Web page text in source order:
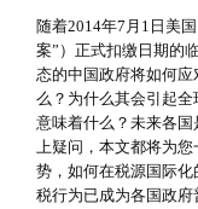
随着2014年7月1日美
案”）正式扣缴日期的
态的中国政府将如何
么？为什么其会引起全
意味着什么？未来各国
上疑问，本文都将为
势，如何在税源国际
税行为已成为各国政